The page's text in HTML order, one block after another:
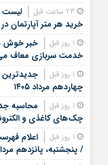
لیست
خرید هر متر
خبر خوش
خدمت سربازی معاف
جدیدترین
چهاردهم مرداد ۱۴۰۵
چک‌های کاغذی و
اعلام
/ پنجشنبه، پانزدهم